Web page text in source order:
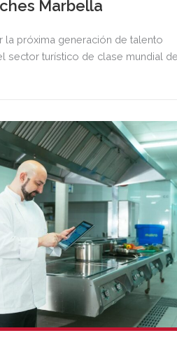
Marbella
la próxima generación de talento
sector turístico de clase mundial